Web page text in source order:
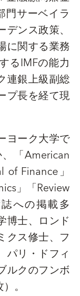
門サーベイラ
ンス政策、
に関する業務
るIMFの能力
連銀上級副総
プ長を経て現
ヨーク大学で
「American
of Finance」
」「Review
への掲載多
博士、ロンド
クス修士、フ
パリ・ドフィ
ルクのフンボ
。